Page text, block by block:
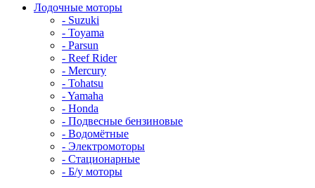
Лодочные моторы
- Suzuki
- Toyama
- Parsun
- Reef Rider
- Mercury
- Tohatsu
- Yamaha
- Honda
- Подвесные бензиновые
- Водомётные
- Электромоторы
- Стационарные
- Б/у моторы